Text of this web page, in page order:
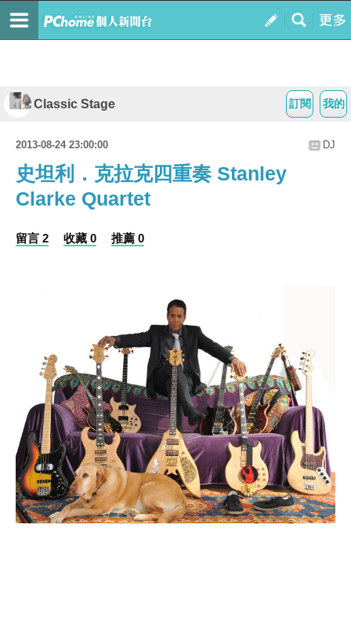
我的
訂閱
Classic Stage
2013-08-24 23:00:00 DJ
史坦利．克拉克四重奏 Stanley
Clarke Quartet
留言 2 收藏 0 推薦 0